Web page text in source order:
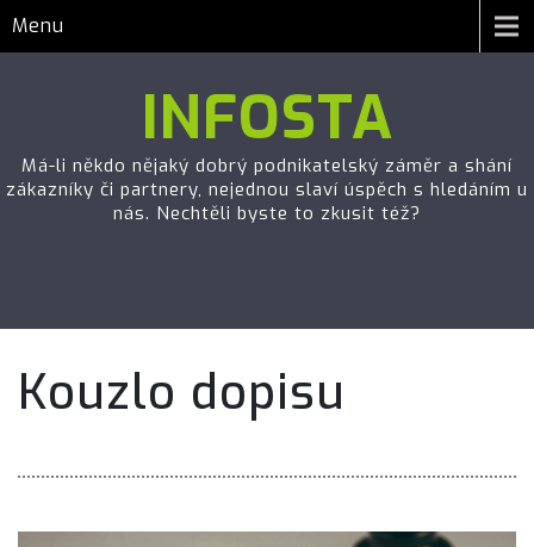
Menu
INFOSTA
Má-li někdo nějaký dobrý podnikatelský záměr a shání
zákazníky či partnery, nejednou slaví úspěch s hledáním u
nás. Nechtěli byste to zkusit též?
Kouzlo dopisu